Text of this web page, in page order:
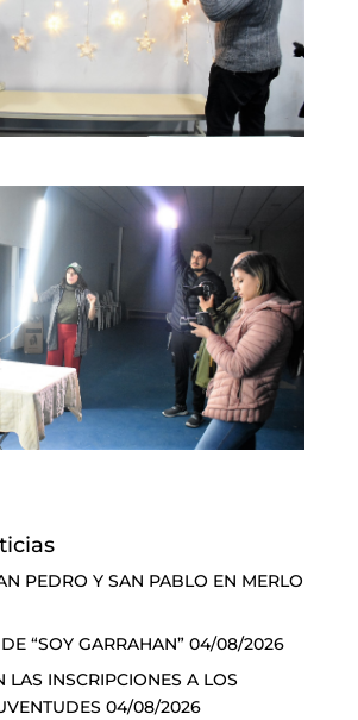
PEDRO Y SAN PABLO EN MERLO
“SOY GARRAHAN” 04/08/2026
LAS INSCRIPCIONES A LOS
04/08/2026